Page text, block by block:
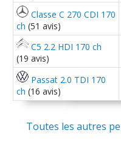
Classe C 270 CDI 170
ch (51 avis)
C5 2.2 HDI 170 ch
(19 avis)
Passat 2.0 TDI 170
ch (16 avis)
Toutes les autres